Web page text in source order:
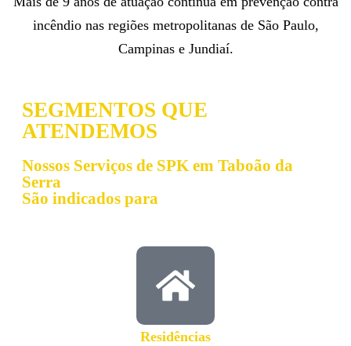
incêndio nas regiões metropolitanas de São Paulo,
Campinas e Jundiaí.
SEGMENTOS QUE
ATENDEMOS
Nossos Serviços de SPK em Taboão da
Serra
São indicados para
Residências​